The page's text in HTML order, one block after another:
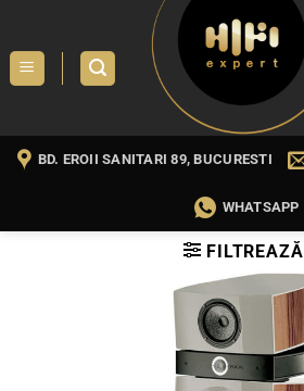
content
BD. EROII SANITARI 89, BUCURESTI
WHATSAPP
FILTREAZĂ